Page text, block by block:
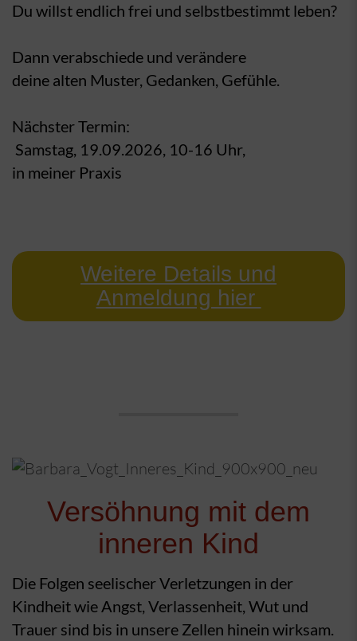
Du willst endlich frei und selbstbestimmt leben?
Dann verabschiede und verändere
deine alten Muster, Gedanken, Gefühle.
Nächster Termin:
Samstag, 19.09.2026, 10-16 Uhr,
in meiner Praxis
Weitere Details und
Anmeldung hier
Versöhnung mit dem
inneren Kind
Die Folgen seelischer Verletzungen in der
Kindheit wie Angst, Verlassenheit, Wut und
Trauer sind bis in unsere Zellen hinein wirksam.